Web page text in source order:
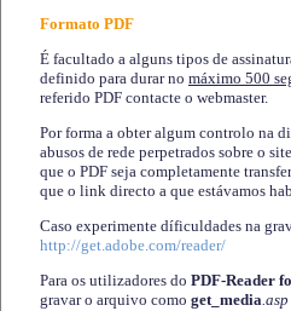
Formato PDF
É facultado a alguns tipos de
definido para durar no máximo 500
referido PDF contacte o webmaster.
Por forma a obter algum controlo na
abusos de rede perpetrados sobre o
que o PDF seja completamente
que o link directo a que estávamos
Caso experimente díficuldades na
http://get.adobe.com/reader/
Para os utilizadores do PDF-Reader
gravar o arquivo como get_media.asp